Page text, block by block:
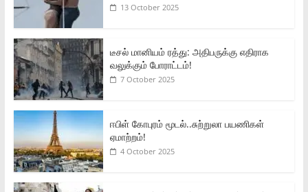
13 October 2025
டீசல் மானியம் ரத்து: அதிபருக்கு எதிராக
வலுக்கும் போராட்டம்!
7 October 2025
ஈபிள் கோபுரம் மூடல்..சுற்றுலா பயணிகள்
ஏமாற்றம்!
4 October 2025